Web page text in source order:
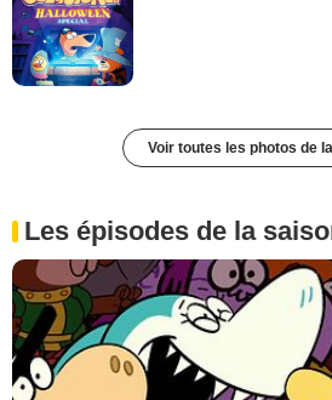
Voir toutes les photos de
Les épisodes de la